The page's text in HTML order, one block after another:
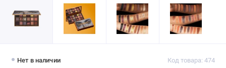
Нет в наличии Код товара: 474